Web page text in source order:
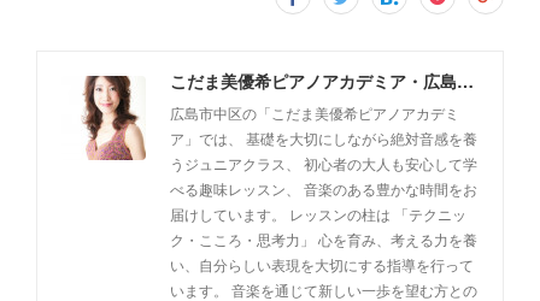
こだま美優希ピアノアカデミア・広島市中区
広島市中区の「こだま美優希ピアノアカデミ
ア」では、 基礎を大切にしながら絶対音感を養
うジュニアクラス、 初心者の大人も安心して学
べる趣味レッスン、 音楽のある豊かな時間をお
届けしています。 レッスンの柱は 「テクニッ
ク・こころ・思考力」 心を育み、考える力を養
い、自分らしい表現を大切にする指導を行って
います。 音楽を通じて新しい一歩を望む方との